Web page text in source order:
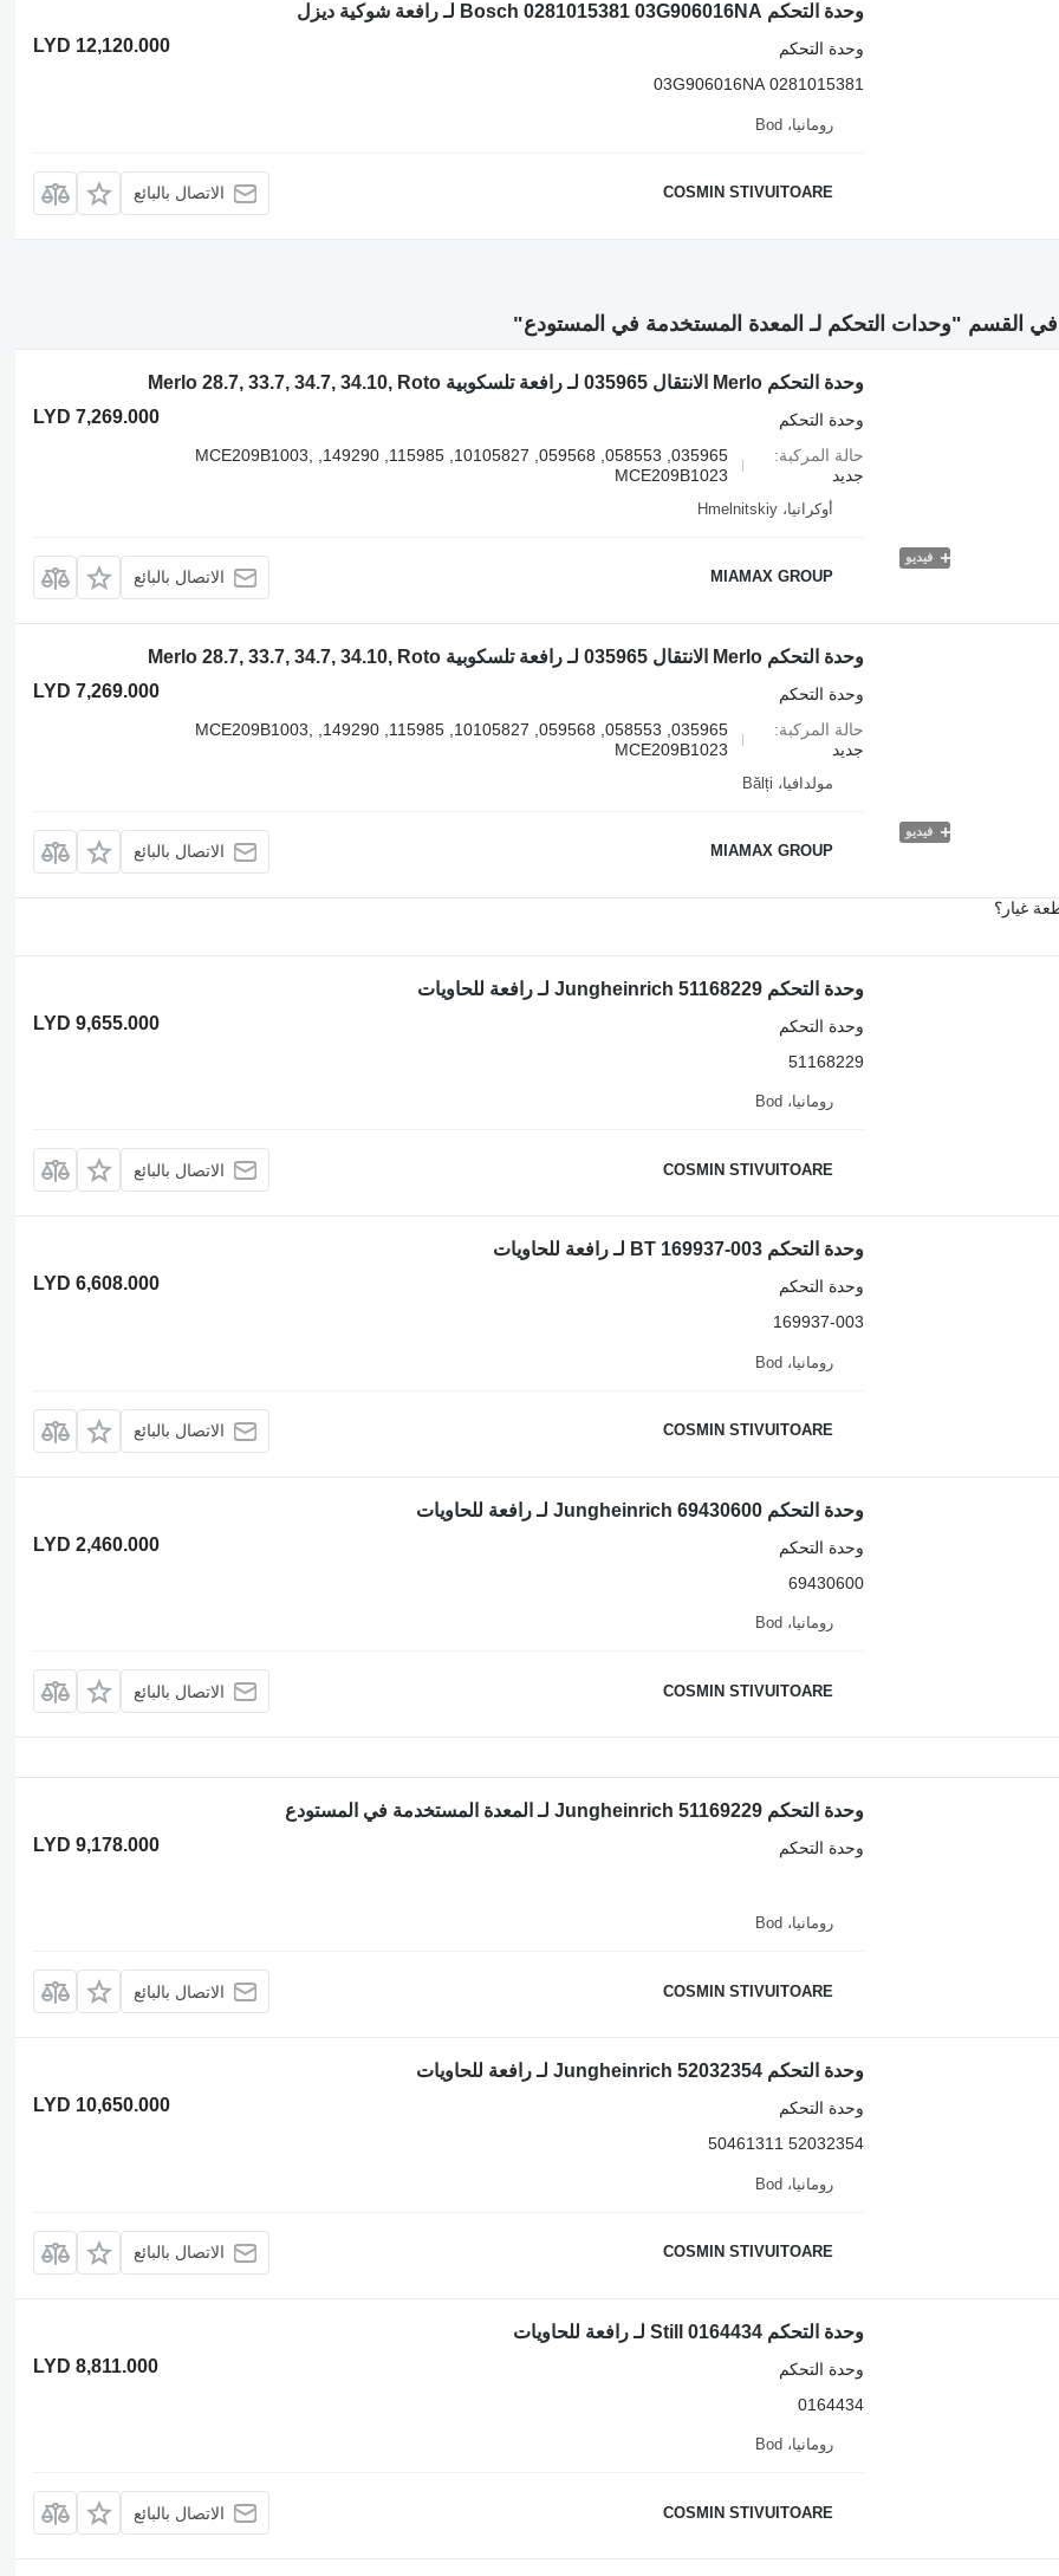
وحدة التحكم Bosch 0281015381 03G906016NA لـ رافعة شوكية ديزل
LYD 12,120.000
وحدة التحكم
0281015381 03G906016NA
رومانيا، Bod
COSMIN STIVUITOARE الاتصال بالبائع
القسم "وحدات التحكم لـ المعدة المستخدمة في المستودع"
فيديو
وحدة التحكم Merlo الانتقال 035965 لـ رافعة تلسكوبية Merlo 28.7, 33.7, 34.7, 34.10, Roto
LYD 7,269.000
وحدة التحكم
حالة المركبة
جديد
035965, 058553, 059568, 10105827, 115985, 149290, MCE209B1003,
MCE209B1023
أوكرانيا، Hmelnitskiy
MIAMAX GROUP الاتصال بالبائع
فيديو
وحدة التحكم Merlo الانتقال 035965 لـ رافعة تلسكوبية Merlo 28.7, 33.7, 34.7, 34.10, Roto
LYD 7,269.000
وحدة التحكم
حالة المركبة
جديد
035965, 058553, 059568, 10105827, 115985, 149290, MCE209B1003,
MCE209B1023
مولدافيا، Bălți
MIAMAX GROUP الاتصال بالبائع
غيار؟
وحدة التحكم Jungheinrich 51168229 لـ رافعة للحاويات
LYD 9,655.000
وحدة التحكم
51168229
رومانيا، Bod
COSMIN STIVUITOARE الاتصال بالبائع
وحدة التحكم BT 169937-003 لـ رافعة للحاويات
LYD 6,608.000
وحدة التحكم
169937-003
رومانيا، Bod
COSMIN STIVUITOARE الاتصال بالبائع
وحدة التحكم Jungheinrich 69430600 لـ رافعة للحاويات
LYD 2,460.000
وحدة التحكم
69430600
رومانيا، Bod
COSMIN STIVUITOARE الاتصال بالبائع
وحدة التحكم Jungheinrich 51169229 لـ المعدة المستخدمة في المستودع
LYD 9,178.000
وحدة التحكم
رومانيا، Bod
COSMIN STIVUITOARE الاتصال بالبائع
وحدة التحكم Jungheinrich 52032354 لـ رافعة للحاويات
LYD 10,650.000
وحدة التحكم
52032354 50461311
رومانيا، Bod
COSMIN STIVUITOARE الاتصال بالبائع
وحدة التحكم Still 0164434 لـ رافعة للحاويات
LYD 8,811.000
وحدة التحكم
0164434
رومانيا، Bod
COSMIN STIVUITOARE الاتصال بالبائع